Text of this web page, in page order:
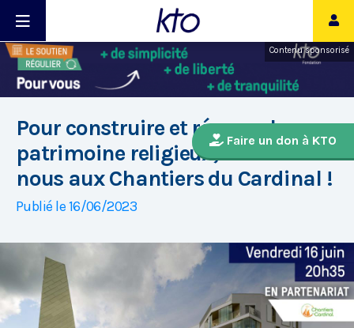
Contenu sponsorisé
Faire un don à KTO
Pour construire et rénover le
patrimoine religieux, associons-
nous aux Chantiers du Cardinal !
Publié le 16/06/2023